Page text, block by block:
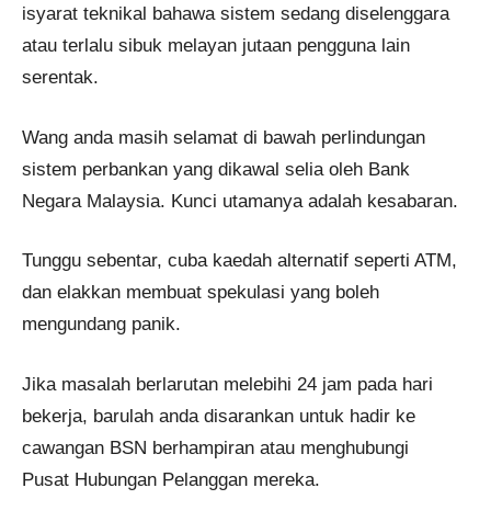
isyarat teknikal bahawa sistem sedang diselenggara
atau terlalu sibuk melayan jutaan pengguna lain
serentak.
Wang anda masih selamat di bawah perlindungan
sistem perbankan yang dikawal selia oleh Bank
Negara Malaysia. Kunci utamanya adalah kesabaran.
Tunggu sebentar, cuba kaedah alternatif seperti ATM,
dan elakkan membuat spekulasi yang boleh
mengundang panik.
Jika masalah berlarutan melebihi 24 jam pada hari
bekerja, barulah anda disarankan untuk hadir ke
cawangan BSN berhampiran atau menghubungi
Pusat Hubungan Pelanggan mereka.